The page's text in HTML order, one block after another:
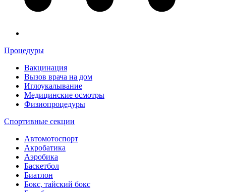
Процедуры
Вакцинация
Вызов врача на дом
Иглоукалывание
Медицинские осмотры
Физиопроцедуры
Спортивные секции
Автомотоспорт
Акробатика
Аэробика
Баскетбол
Биатлон
Бокс, тайский бокс